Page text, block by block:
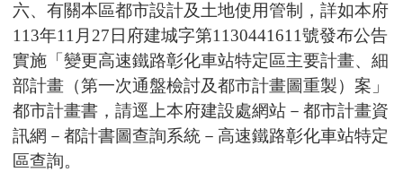
六、有關本區都市設計及土地使用管制，詳如本府
113年11月27 日府建城字第1130441611號發布公告
實施「變更高速鐵路彰化車站特定區主要計畫、細
部計畫（第一次通盤檢討及都市計畫圖重製）案」
都市計畫書，請逕上本府建設處網站－都市計畫資
訊網－都計書圖查詢系統－高速鐵路彰化車站特定
區查詢。